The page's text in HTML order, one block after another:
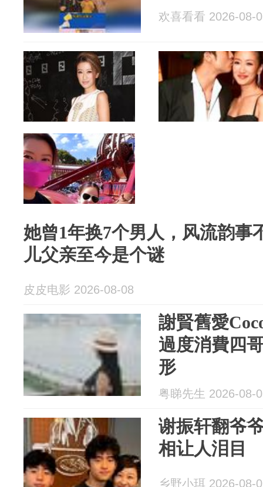
欢喜看看 2026-08-
她曾1年换7个男人，风流韵事
儿父亲至今是个谜
皮皮电影 2026-08-08
謝賢舊愛
過度消費四
形
粤睇先生 2026-08-
谢振轩翻爷
相让人泪目
乡野小珥 2026-08-